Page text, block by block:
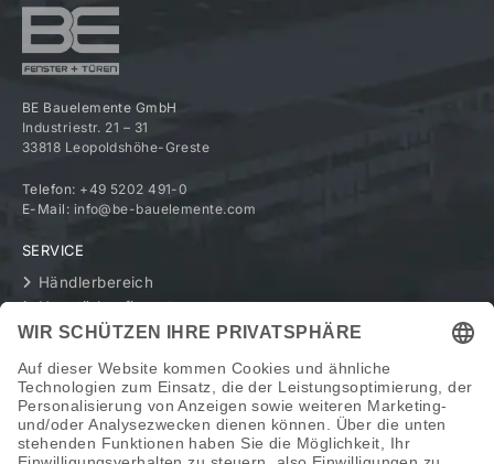
BE Bauelemente GmbH
Industriestr. 21 – 31
33818 Leopoldshöhe-Greste
Telefon: +49 5202 491-0
E-Mail: info@be-bauelemente.com
SERVICE
Händlerbereich
Haustürkonfigurator
Geschichte
Werte
BE als Arbeitgeber